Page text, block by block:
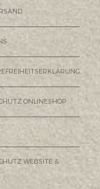
ONLINESHOP
WEBSITE &